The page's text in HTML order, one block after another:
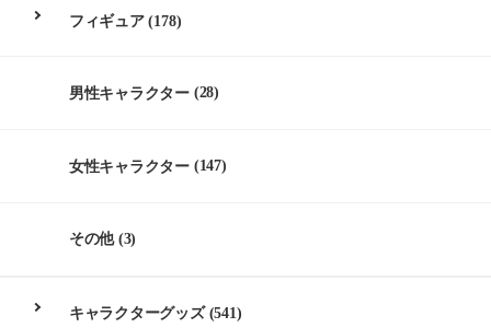
フィギュア(178)
男性キャラクター (28)
女性キャラクター (147)
その他(3)
キャラクターグッズ(541)